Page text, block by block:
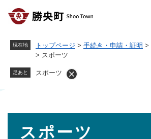
現在地 トップページ > 手続き・申請・証明 >
> スポーツ
足あと スポーツ
スポーツ